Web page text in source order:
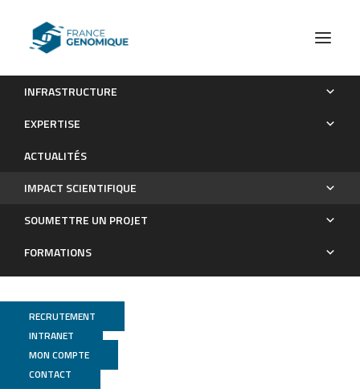
INFRASTRUCTURE
EXPERTISE
ACTUALITÉS
IMPACT SCIENTIFIQUE
SOUMETTRE UN PROJET
FORMATIONS
RECRUTEMENT
INTRANET
MON COMPTE
CONTACT
Publications